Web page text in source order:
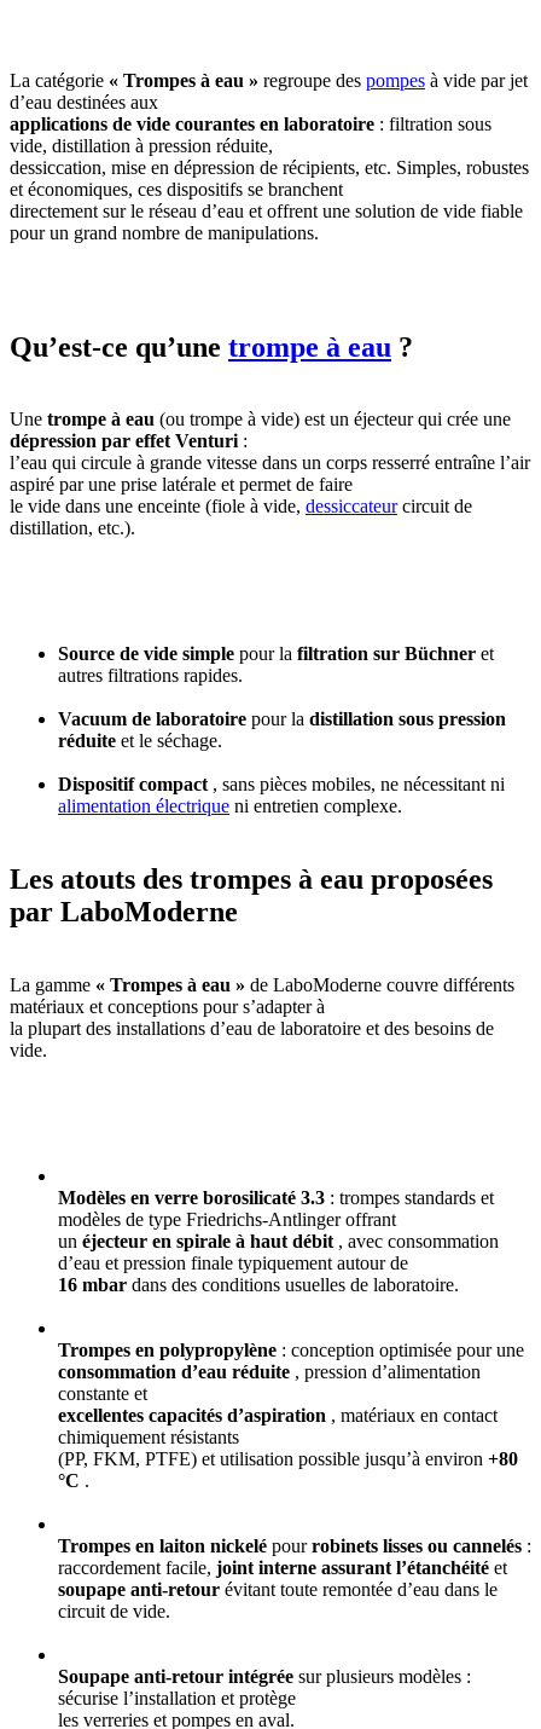
La catégorie « Trompes à eau » regroupe des pompes à vide par jet
d’eau destinées aux
applications de vide courantes en laboratoire : filtration sous
vide, distillation à pression réduite,
dessiccation, mise en dépression de récipients, etc. Simples, robustes
et économiques, ces dispositifs se branchent
directement sur le réseau d’eau et offrent une solution de vide fiable
pour un grand nombre de manipulations.
Qu’est-ce qu’une trompe à eau ?
Une trompe à eau (ou trompe à vide) est un éjecteur qui crée une
dépression par effet Venturi :
l’eau qui circule à grande vitesse dans un corps resserré entraîne l’air
aspiré par une prise latérale et permet de faire
le vide dans une enceinte (fiole à vide, dessiccateurcircuit de
distillation, etc.).
Source de vide simple pour la filtration sur Büchner et
autres filtrations rapides.
Vacuum de laboratoire pour la distillation sous pression
réduite et le séchage.
Dispositif compact , sans pièces mobiles, ne nécessitant ni
alimentation électrique ni entretien complexe.
Les atouts des trompes à eau proposées
par LaboModerne
La gamme « Trompes à eau » de LaboModerne couvre différents
matériaux et conceptions pour s’adapter à
la plupart des installations d’eau de laboratoire et des besoins de
vide.
Modèles en verre borosilicaté 3.3 : trompes standards et
modèles de type Friedrichs-Antlinger offrant
un éjecteur en spirale à haut débit , avec consommation
d’eau et pression finale typiquement autour de
16 mbar dans des conditions usuelles de laboratoire.
Trompes en polypropylène : conception optimisée pour une
consommation d’eau réduite , pression d’alimentation
constante et
excellentes capacités d’aspiration , matériaux en contact
chimiquement résistants
(PP, FKM, PTFE) et utilisation possible jusqu’à environ +80
°C .
Trompes en laiton nickelé pourrobinets lisses ou cannelés :
raccordement facile, joint interne assurant l’étanchéité et
soupape anti-retour évitant toute remontée d’eau dans le
circuit de vide.
Soupape anti-retour intégrée sur plusieurs modèles :
sécurise l’installation et protège
les verreries et pompes en aval.